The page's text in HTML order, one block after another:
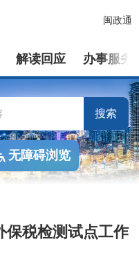
闽政通
解读回应 办事服务
搜索
无障碍浏览
保税检测试点工作